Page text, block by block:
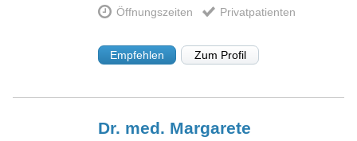
Öffnungszeiten Privatpatienten
Empfehlen Zum Profil
Dr. med. Margarete